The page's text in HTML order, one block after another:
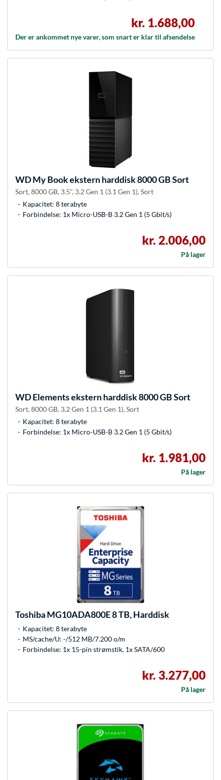
kr. 1.688,00
Der er ankommet nye varer, som snart er klar til afsendelse
WDMy Book ekstern harddisk 8000 GB Sort
Sort, 8000 GB, 3.5", 3.2 Gen 1 (3.1 Gen 1), Sort
Kapacitet: 8 terabyte
Forbindelse: 1x Micro-USB-B 3.2 Gen 1 (5 Gbit/s)
kr. 2.006,00
På lager
WDElements ekstern harddisk 8000 GB Sort
Sort, 8000 GB, 3.2 Gen 1 (3.1 Gen 1), Sort
Kapacitet: 8 terabyte
Forbindelse: 1x Micro-USB-B 3.2 Gen 1 (5 Gbit/s)
kr. 1.981,00
På lager
ToshibaMG10ADA800E 8 TB, Harddisk
Kapacitet: 8 terabyte
MS/cache/U: -/512 MB/7.200 o/m
Forbindelse: 1x 15-pin strømstik, 1x SATA/600
kr. 3.277,00
På lager